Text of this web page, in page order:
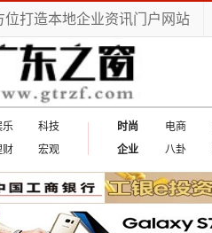
位打造本地企业资讯门户网站
乐
科技
财 宏观
时尚 电商
企业
八卦